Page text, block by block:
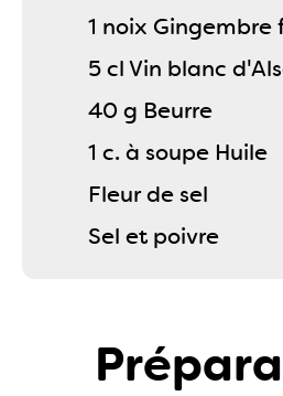
1 noix Gingembre
5 cl Vin blanc
40 g Beurre
1 c. à soupe Huile
Fleur de sel
Sel et poivre